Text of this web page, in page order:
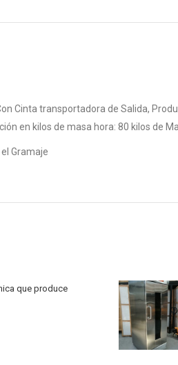
Cinta transportadora de Salida,
en kilos de masa hora: 80 kilos de
Gramaje
que produce